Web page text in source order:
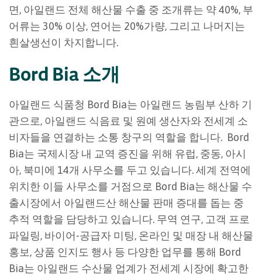
면, 아일랜드 전체 해산물 수출 중 조개류는 약 40%, 부
어류는 30% 이상, 연어는 20%가량, 그리고 나머지는
흰살생선이 차지합니다.
Bord Bia 소개
아일랜드 식품청 Bord Bia는 아일랜드 농림부 산하 기
관으로, 아일랜드 식음료 및 원예 생산자와 전세계 소
비자들을 연결하는 소통 창구의 역할을 합니다. Bord
Bia는 국제시장 내 교역 증진을 위해 유럽, 중동, 아시
아, 북미에 14개 사무소를 두고 있습니다. 세계 전역에
위치한 이들 사무소를 거점으로 Bord Bia는 해산물 수
출시장에서 아일랜드산 해산물 판매 증대를 돕는 중
추적 역할을 담당하고 있습니다. 무역 연구, 고객 프로
파일링, 바이어-공급자 미팅, 온라인 및 매장 내 해산물
홍보, 상품 인지도 행사 등 다양한 업무를 통해 Bord
Bia는 아일랜드 수산물 업계가 전세계 시장에 확고한